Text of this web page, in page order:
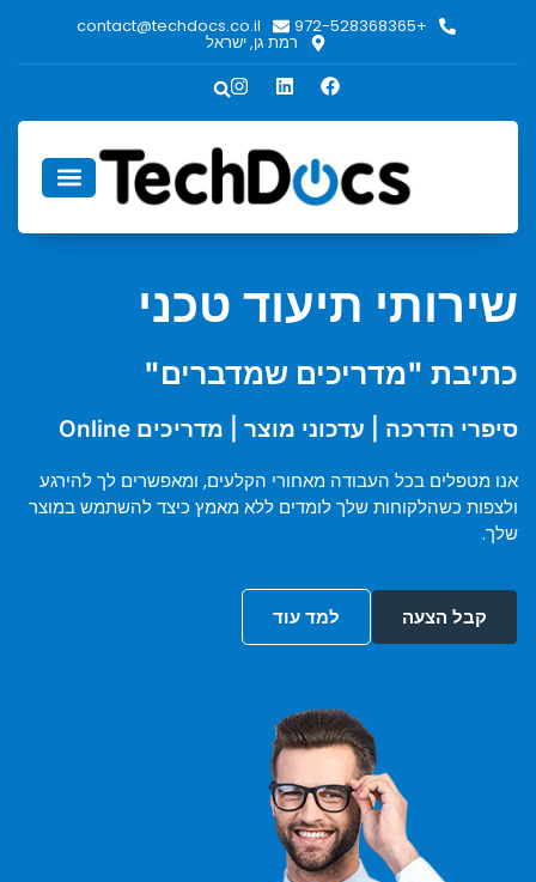
+972-528368365
contact@techdocs.co.il
רמת גן, ישראל
שירותי תיעוד טכני
כתיבת "מדריכים שמדברים"
סיפרי הדרכה | עדכוני מוצר | מדריכים Online
אנו מטפלים בכל העבודה מאחורי הקלעים, ומאפשרים לך להירגע
ולצפות כשהלקוחות שלך לומדים ללא מאמץ כיצד להשתמש במוצר
שלך.
קבל הצעה למד עוד